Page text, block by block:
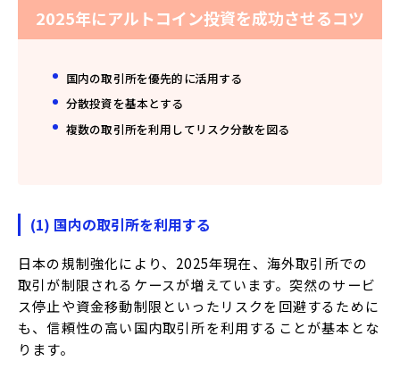
2025年にアルトコイン投資を成功させるコツ
国内の取引所を優先的に活用する
分散投資を基本とする
複数の取引所を利用してリスク分散を図る
(1) 国内の取引所を利用する
日本の規制強化により、2025年現在、海外取引所での
取引が制限されるケースが増えています。突然のサービ
ス停止や資金移動制限といったリスクを回避するために
も、信頼性の高い国内取引所を利用することが基本とな
ります。